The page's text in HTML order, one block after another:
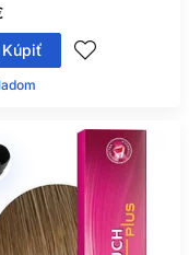
s ostatnými
systém.
tonerov áno, ale
Kúpiť
ㅤ